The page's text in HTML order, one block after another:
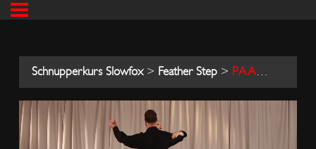
Schnupperkurs Slowfox Feather Step PAARWEISE SICHT DES HERREN